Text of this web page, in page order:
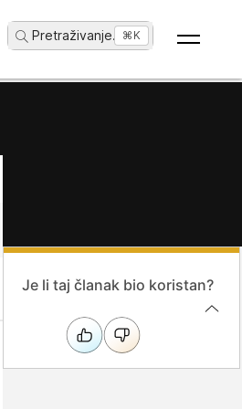
Pretraživanje... ⌘K
Je li taj članak bio koristan?